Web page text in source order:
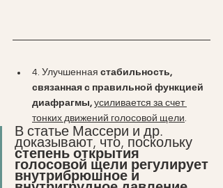
4. Улучшенная стабильность,
связанная с правильной функцией
диафрагмы, усиливается за счет
тонких движений голосовой щели.
В статье Массери и др.
доказывают, что, поскольку
степень открытия
голосовой щели регулирует
внутрибрюшное и